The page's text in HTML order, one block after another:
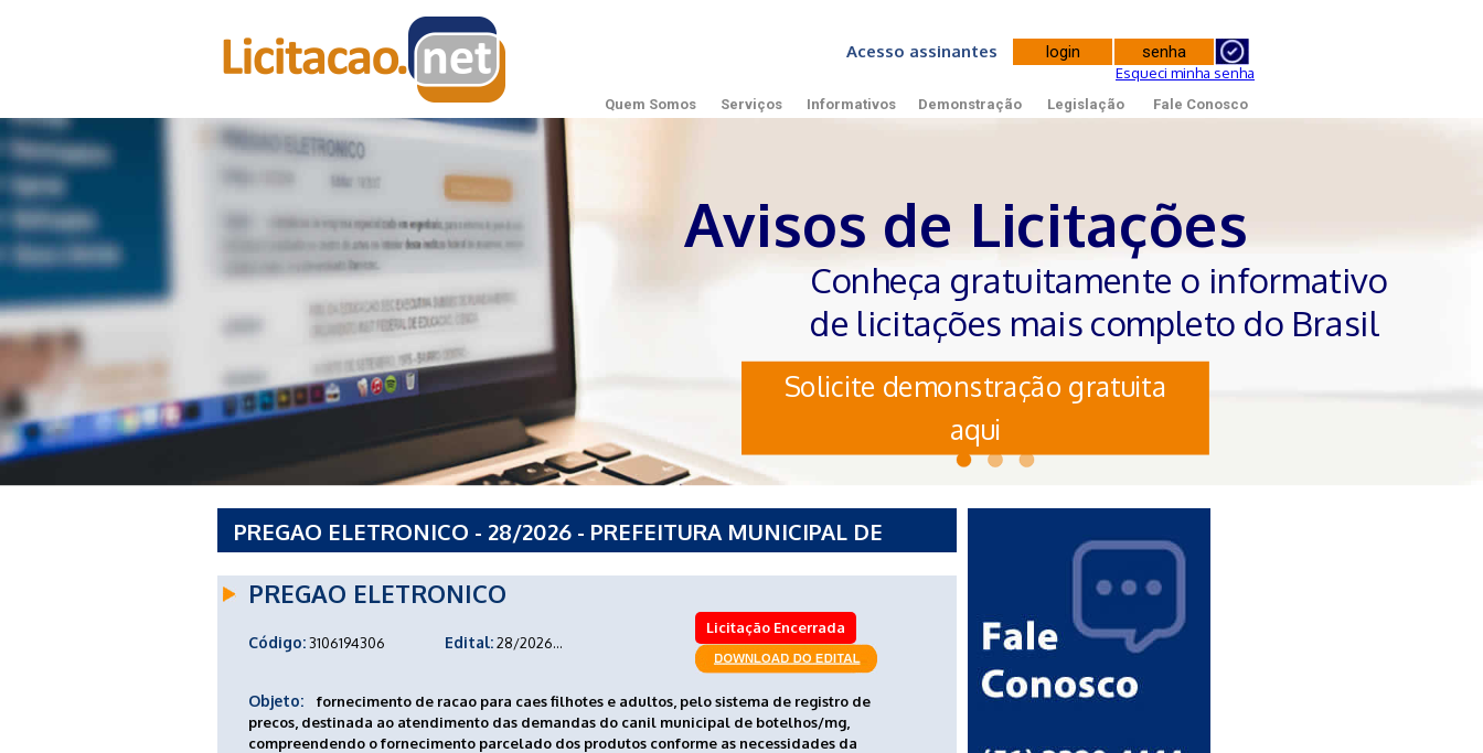
Acesso assinantes
Esqueci minha senha
Quem Somos Serviços Informativos Demonstração Legislação Fale Conosco
Avisos de Licitações
Conheça gratuitamente o informativo
de licitações mais completo do Brasil
Solicite demonstração gratuita
aqui
PREGAO ELETRONICO - 28/2026 - PREFEITURA MUNICIPAL DE
PREGAO ELETRONICO
Código:3106194306 Edital:28/2026...
Licitação Encerrada
Objeto:
fornecimento de racao para caes filhotes e adultos, pelo sistema de registro de
precos, destinada ao atendimento das demandas do canil municipal de botelhos/mg,
compreendendo o fornecimento parcelado dos produtos conforme as necessidades da